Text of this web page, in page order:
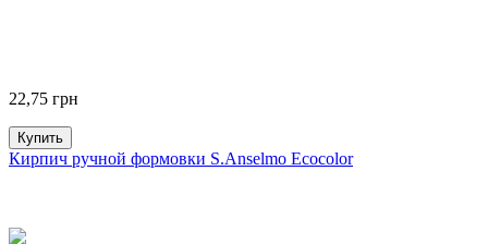
22,75 грн
Купить
Кирпич ручной формовки S.Anselmo Ecocolor